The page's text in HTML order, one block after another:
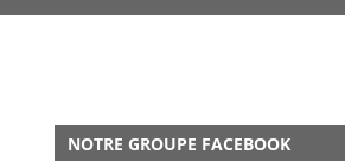
NOTRE GROUPE FACEBOOK